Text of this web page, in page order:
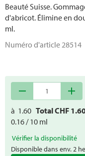
Beauté Suisse.
d'abricot. Élimine en
ml.
Numéro d'article28514
remove add
à 1.60 Total CHF
0.16 / 10 ml
Vérifier la disponibilité
Disponible dans env. 2
Articles en ouate